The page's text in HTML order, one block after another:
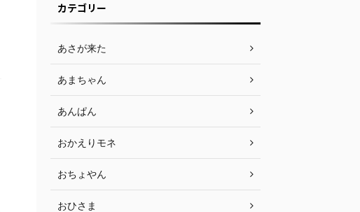
カテゴリー
あさが来た
あまちゃん
あんぱん
おかえりモネ
おちょやん
おひさま